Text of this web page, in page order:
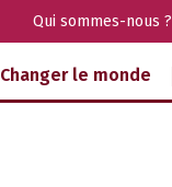
Qui sommes-nous ?
Changer le monde